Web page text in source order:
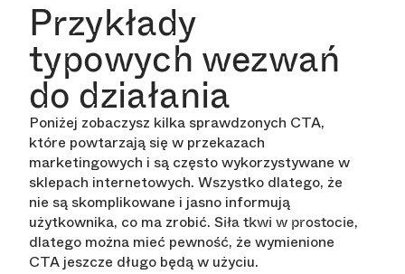
Przykłady
typowych wezwań
do działania
Poniżej zobaczysz kilka sprawdzonych CTA,
które powtarzają się w przekazach
marketingowych i są często wykorzystywane w
sklepach internetowych. Wszystko dlatego, że
nie są skomplikowane i jasno informują
użytkownika, co ma zrobić. Siła tkwi w prostocie,
dlatego można mieć pewność, że wymienione
CTA jeszcze długo będą w użyciu.